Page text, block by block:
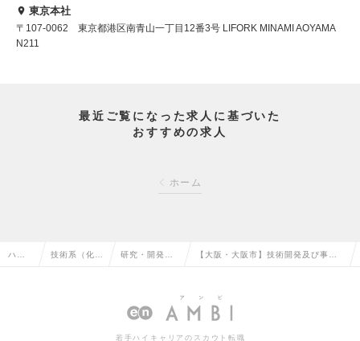
東京本社
〒107-0062 東京都港区南青山一丁目12番3号 LIFORK MINAMI AOYAMA
N211
最近ご覧になった求人に基づいた
おすすめの求人
ホーム
ハイ 技術系（化 研究・開発
材・食品・衣
【大阪・大阪市】技術開発及び事業
グローバルに展開する大手ガス会社
若手ハイキャリアのスカウト転職